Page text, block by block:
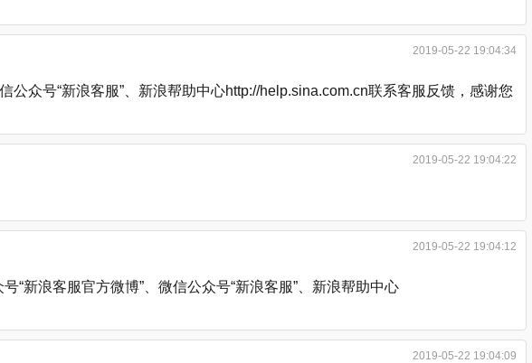
2019-05-22 19:04:34
众号“新浪客服”、新浪帮助中心http://help.sina.com.cn联系客服反馈，感谢您
2019-05-22 19:04:22
2019-05-22 19:04:12
新浪客服官方微博”、微信公众号“新浪客服”、新浪帮助中心
2019-05-22 19:04:09